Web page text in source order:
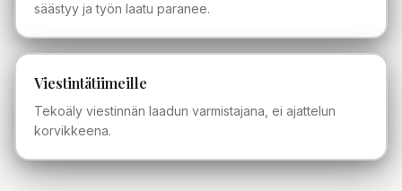
säästyy ja työn laatu paranee.
Viestintätiimeille
Tekoäly viestinnän laadun varmistajana, ei ajattelun
korvikkeena.